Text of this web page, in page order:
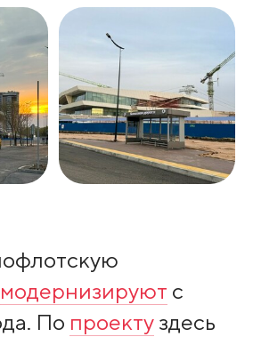
модернизируют с
По проектуздесь